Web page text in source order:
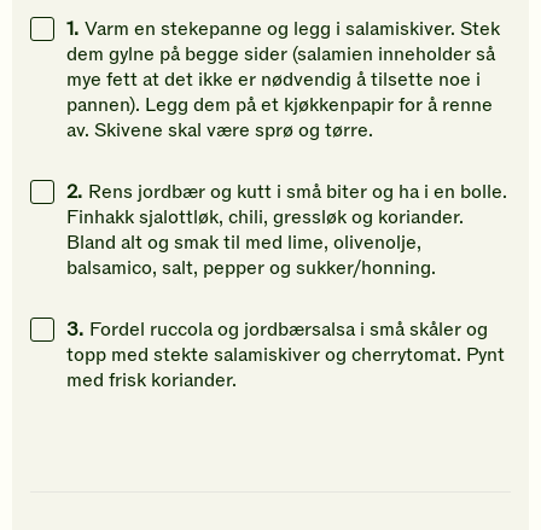
å
gi
vurdering.
gi
din
vurdering.
å
gi
din
1. Varm en stekepanne og legg i salamiskiver. Stek
dem gylne på begge sider (salamien inneholder så
mye fett at det ikke er nødvendig å tilsette noe i
pannen). Legg dem på et kjøkkenpapir for å renne
av. Skivene skal være sprø og tørre.
2. Rens jordbær og kutt i små biter og ha i en bolle.
Finhakk sjalottløk, chili, gressløk og koriander.
Bland alt og smak til med lime, olivenolje,
balsamico, salt, pepper og sukker/honning.
3. Fordel ruccola og jordbærsalsa i små skåler og
topp med stekte salamiskiver og cherrytomat. Pynt
med frisk koriander.